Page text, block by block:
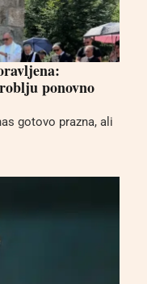
ponovno
gotovo prazna, ali